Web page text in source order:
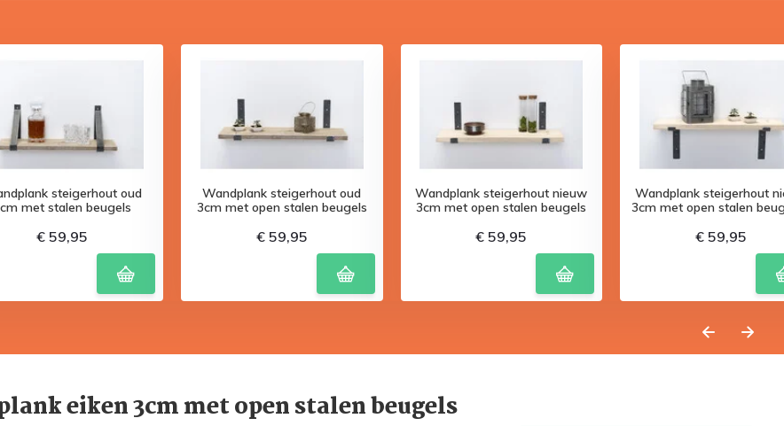
steigerhout oud
met stalen beugels
€ 59,95
Wandplank steigerhout oud
3cm met open stalen beugels
€ 59,95
Wandplank steigerhout nieuw
3cm met open stalen beugels
€ 59,95
Wandplank steigerhout
3cm met open stalen
€ 59,95
eiken 3cm met open stalen beugels